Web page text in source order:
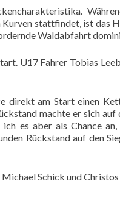
stattfindet, ist das
Waldabfahrt
U17 Fahrer Tobias
am Start einen
machte er sich
es aber als Chance
Rückstand auf den
Schick und